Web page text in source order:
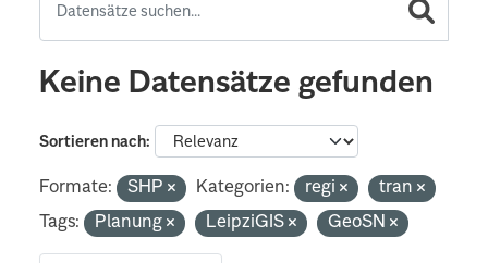
Keine Datensätze gefunden
Sortieren nach
Formate: SHP Kategorien: regi
tran
Tags:
Planung LeipziGIS GeoSN